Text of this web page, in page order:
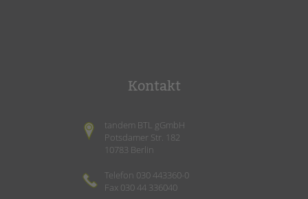
Kontakt
tandem BTL gGmbH
Potsdamer Str. 182
10783 Berlin
Telefon 030 443360-0
Fax 030 44 336040